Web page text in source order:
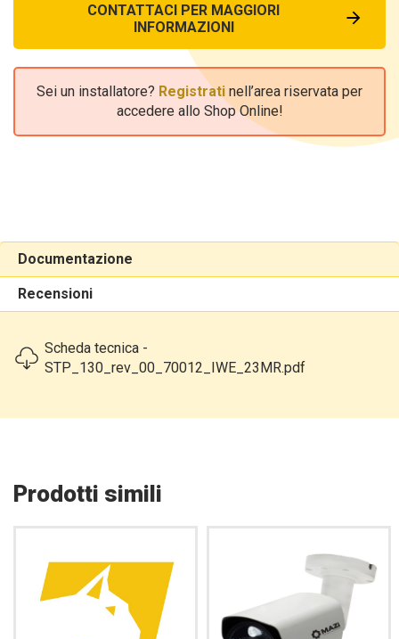
CONTATTACI PER MAGGIORI
INFORMAZIONI
Sei un installatore? Registrati nell’area riservata per
accedere allo Shop Online!
Documentazione
Recensioni
Scheda tecnica -
STP_130_rev_00_70012_IWE_23MR.pdf
Prodotti simili